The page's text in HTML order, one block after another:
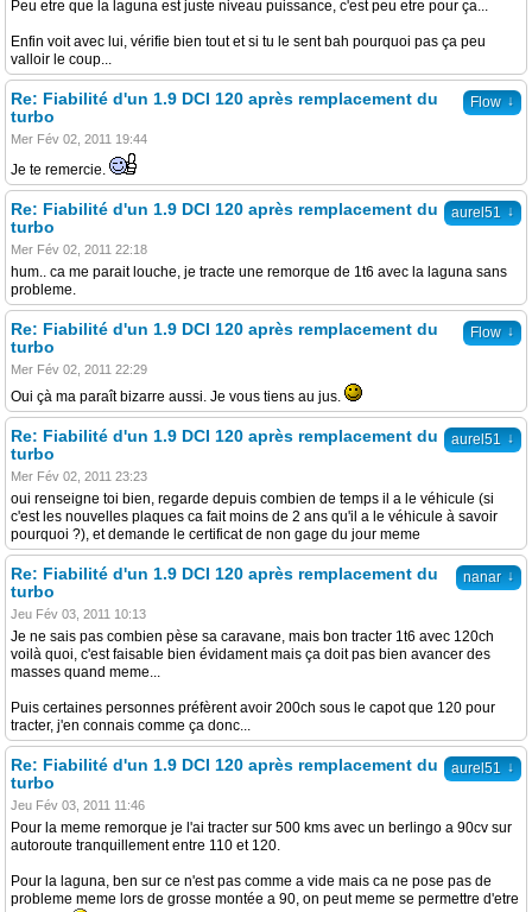
Peu etre que la laguna est juste niveau puissance, c'est peu etre pour ça...
Enfin voit avec lui, vérifie bien tout et si tu le sent bah pourquoi pas ça peu
valloir le coup...
Flow ↓
Re: Fiabilité d'un 1.9 DCI 120 après remplacement du
turbo
Mer Fév 02, 2011 19:44
Je te remercie.
aurel51 ↓
Re: Fiabilité d'un 1.9 DCI 120 après remplacement du
turbo
Mer Fév 02, 2011 22:18
hum.. ca me parait louche, je tracte une remorque de 1t6 avec la laguna sans
probleme.
Flow ↓
Re: Fiabilité d'un 1.9 DCI 120 après remplacement du
turbo
Mer Fév 02, 2011 22:29
Oui çà ma paraît bizarre aussi. Je vous tiens au jus.
aurel51 ↓
Re: Fiabilité d'un 1.9 DCI 120 après remplacement du
turbo
Mer Fév 02, 2011 23:23
oui renseigne toi bien, regarde depuis combien de temps il a le véhicule (si
c'est les nouvelles plaques ca fait moins de 2 ans qu'il a le véhicule à savoir
pourquoi ?), et demande le certificat de non gage du jour meme
nanar ↓
Re: Fiabilité d'un 1.9 DCI 120 après remplacement du
turbo
Jeu Fév 03, 2011 10:13
Je ne sais pas combien pèse sa caravane, mais bon tracter 1t6 avec 120ch
voilà quoi, c'est faisable bien évidament mais ça doit pas bien avancer des
masses quand meme...
Puis certaines personnes préfèrent avoir 200ch sous le capot que 120 pour
tracter, j'en connais comme ça donc...
aurel51 ↓
Re: Fiabilité d'un 1.9 DCI 120 après remplacement du
turbo
Jeu Fév 03, 2011 11:46
Pour la meme remorque je l'ai tracter sur 500 kms avec un berlingo a 90cv sur
autoroute tranquillement entre 110 et 120.
Pour la laguna, ben sur ce n'est pas comme a vide mais ca ne pose pas de
probleme meme lors de grosse montée a 90, on peut meme se permettre d'etre